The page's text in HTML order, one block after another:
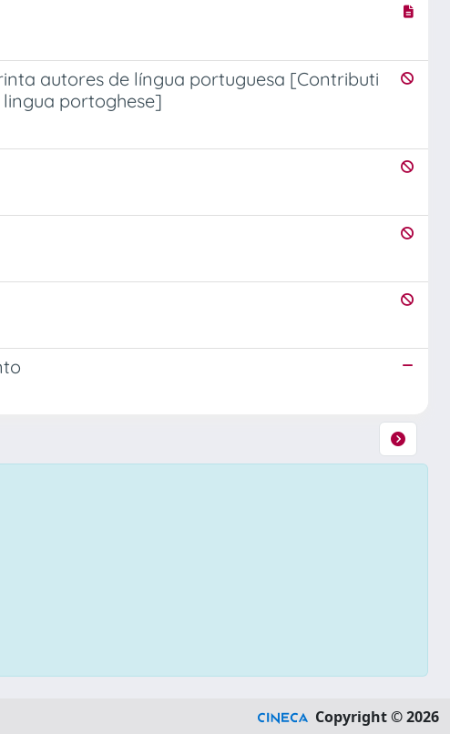
autores de língua portuguesa [Contributi
portoghese]
Copyright © 2026